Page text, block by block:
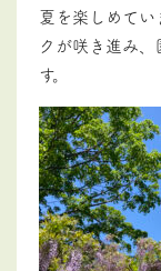
夏を楽しめてい
クが咲き進み
す。